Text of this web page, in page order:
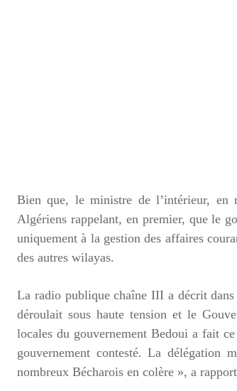
Bien que, le ministre de l’intérieur, en
Algériens rappelant, en premier, que le
uniquement à la gestion des affaires
des autres wilayas.
La radio publique chaîne III a décrit
déroulait sous haute tension et le
locales du gouvernement Bedoui a fait
gouvernement contesté. La délégation
nombreux Bécharois en colère », a